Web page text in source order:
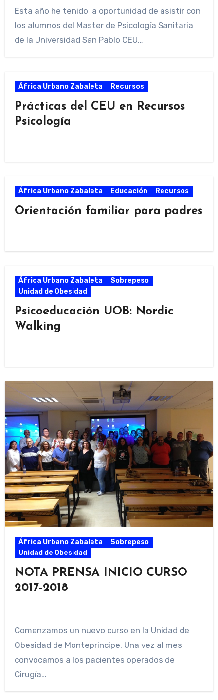
Esta año he tenido la oportunidad de asistir con
los alumnos del Master de Psicología Sanitaria
de la Universidad San Pablo CEU…
África Urbano Zabaleta Recursos
Prácticas del CEU en Recursos
Psicología
África Urbano Zabaleta Educación Recursos
Orientación familiar para padres
África Urbano Zabaleta
Sobrepeso
Unidad de Obesidad
Psicoeducación UOB: Nordic
Walking
África Urbano Zabaleta
Sobrepeso
Unidad de Obesidad
NOTA PRENSA INICIO CURSO
2017-2018
Comenzamos un nuevo curso en la Unidad de
Obesidad de Monteprincipe. Una vez al mes
convocamos a los pacientes operados de
Cirugía…